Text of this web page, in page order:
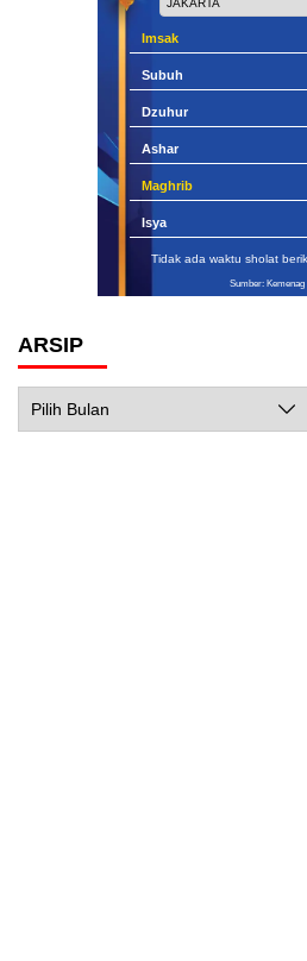
Imsak
Subuh
Dzuhur
Ashar
Maghrib
Isya
Tidak ada waktu sholat
Sumber: Kemenag
ARSIP